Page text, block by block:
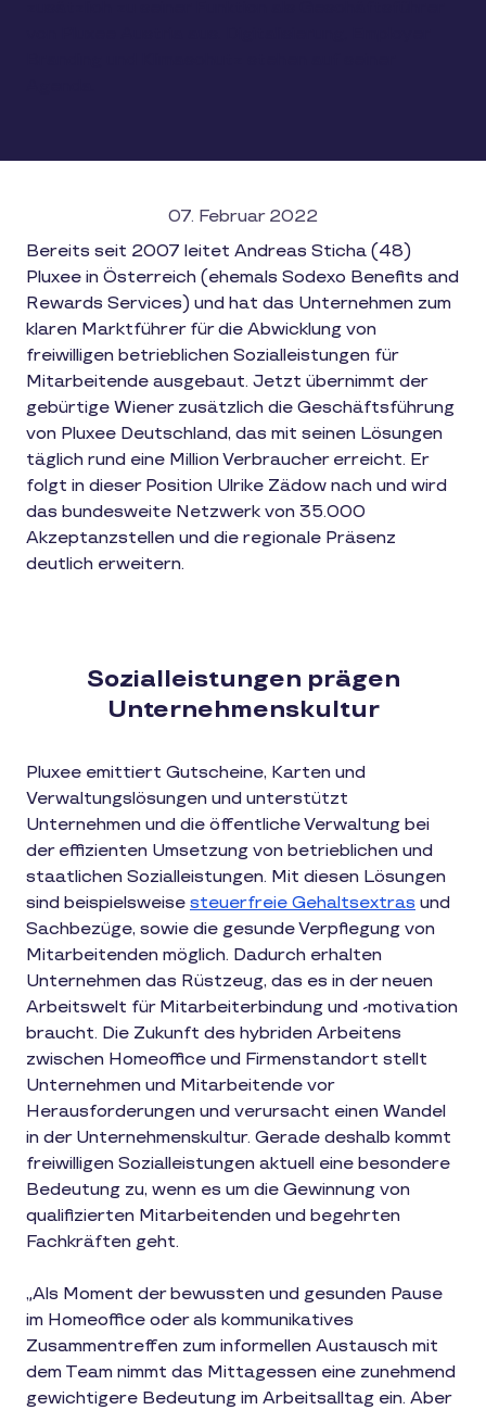
07. Februar 2022
Bereits seit 2007 leitet Andreas Sticha (48)
Pluxee in Österreich (ehemals Sodexo Benefits and
Rewards Services) und hat das Unternehmen zum
klaren Marktführer für die Abwicklung von
freiwilligen betrieblichen Sozialleistungen für
Mitarbeitende ausgebaut. Jetzt übernimmt der
gebürtige Wiener zusätzlich die Geschäftsführung
von Pluxee Deutschland, das mit seinen Lösungen
täglich rund eine Million Verbraucher erreicht. Er
folgt in dieser Position Ulrike Zädow nach und wird
das bundesweite Netzwerk von 35.000
Akzeptanzstellen und die regionale Präsenz
deutlich erweitern.
Sozialleistungen prägen
Unternehmenskultur
Pluxee emittiert Gutscheine, Karten und
Verwaltungslösungen und unterstützt
Unternehmen und die öffentliche Verwaltung bei
der effizienten Umsetzung von betrieblichen und
staatlichen Sozialleistungen. Mit diesen Lösungen
sind beispielsweise steuerfreie Gehaltsextras und
Sachbezüge, sowie die gesunde Verpflegung von
Mitarbeitenden möglich. Dadurch erhalten
Unternehmen das Rüstzeug, das es in der neuen
Arbeitswelt für Mitarbeiterbindung und -motivation
braucht. Die Zukunft des hybriden Arbeitens
zwischen Homeoffice und Firmenstandort stellt
Unternehmen und Mitarbeitende vor
Herausforderungen und verursacht einen Wandel
in der Unternehmenskultur. Gerade deshalb kommt
freiwilligen Sozialleistungen aktuell eine besondere
Bedeutung zu, wenn es um die Gewinnung von
qualifizierten Mitarbeitenden und begehrten
Fachkräften geht.
„Als Moment der bewussten und gesunden Pause
im Homeoffice oder als kommunikatives
Zusammentreffen zum informellen Austausch mit
dem Team nimmt das Mittagessen eine zunehmend
gewichtigere Bedeutung im Arbeitsalltag ein. Aber